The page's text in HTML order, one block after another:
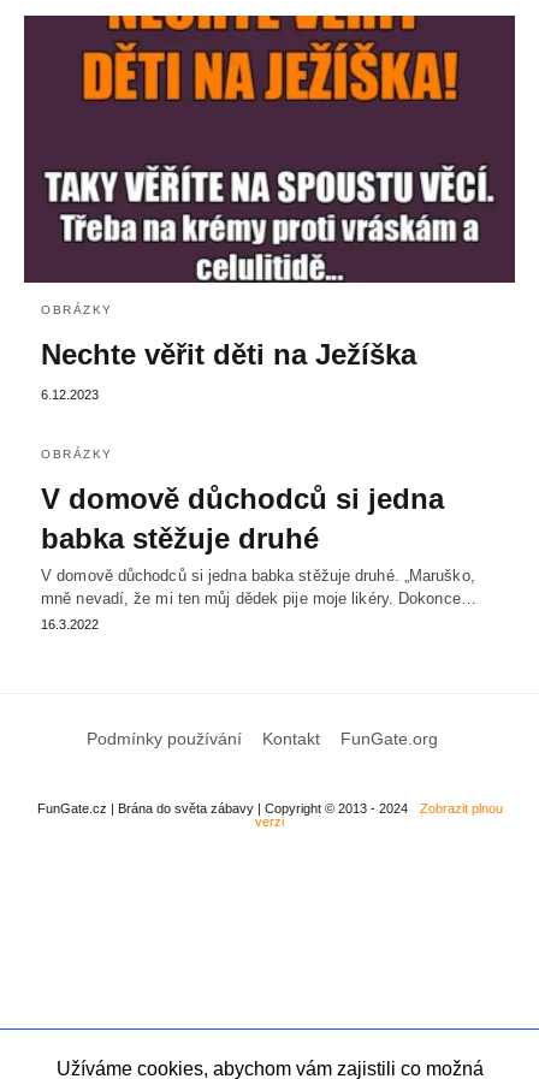
OBRÁZKY
Nechte věřit děti na Ježíška
6.12.2023
OBRÁZKY
V domově důchodců si jedna
babka stěžuje druhé
V domově důchodců si jedna babka stěžuje druhé. „Maruško,
mně nevadí, že mi ten můj dědek pije moje likéry. Dokonce…
16.3.2022
Podmínky používání Kontakt FunGate.org
FunGate.cz | Brána do světa zábavy | Copyright © 2013 - 2024
Zobrazit plnou
verzi
Užíváme cookies, abychom vám zajistili co možná